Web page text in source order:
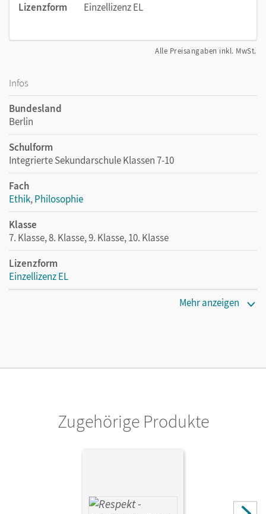
Lizenzform
Einzellizenz EL
Alle Preisangaben inkl. MwSt.
Infos
Bundesland
Berlin
Schulform
Integrierte Sekundarschule Klassen 7-10
Fach
Ethik,Philosophie
Klasse
7. Klasse, 8. Klasse, 9. Klasse, 10. Klasse
Lizenzform
Einzellizenz EL
Mehr anzeigen
Zugehörige Produkte